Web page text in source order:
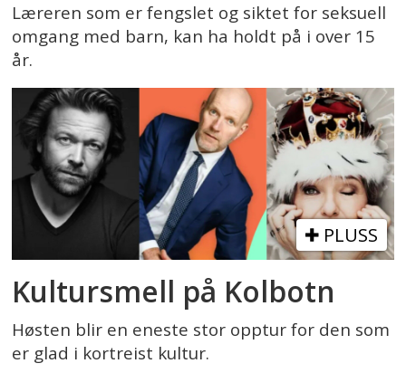
Læreren som er fengslet og siktet for seksuell
omgang med barn, kan ha holdt på i over 15
år.
PLUSS
Kultursmell på Kolbotn
Høsten blir en eneste stor opptur for den som
er glad i kortreist kultur.